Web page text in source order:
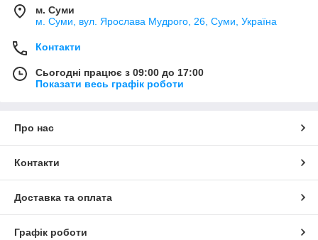
м. Суми
м. Суми, вул. Ярослава Мудрого, 26, Суми, Україна
Контакти
Сьогодні працює з 09:00 до 17:00
Показати весь графік роботи
Про нас
Контакти
Доставка та оплата
Графік роботи